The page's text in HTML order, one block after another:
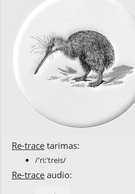
Re-trace tarimas:
/'ri:'treis/
Re-trace audio: